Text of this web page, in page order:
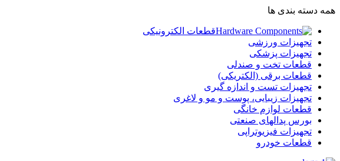
همه دسته بندی ها
قطعات الکترونیکی
تجهیزات ورزشی
تجهیزات پزشکی
قطعات تخت و صندلی
قطعات برقی (الکتریکی)
تجهیزات تست و اندازه گیری
تجهیزات زیبایی، پوست و مو و لاغری
قطعات لوازم خانگی
بورس پدالهای صنعتی
تجهیزات فیزیوتراپی
قطعات خودرو